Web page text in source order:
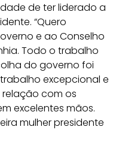
de ter liderado a
“Quero
e ao Conselho
Todo o trabalho
do governo foi
excepcional e
com os
excelentes mãos.
mulher presidente